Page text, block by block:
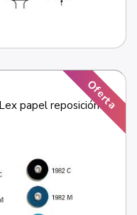
Oferta
Disco pulir Sof-Lex papel reposición